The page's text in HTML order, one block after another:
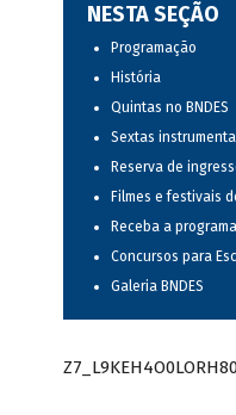
NESTA SEÇÃO
Programação
História
Quintas no BNDES
Sextas
Reserva de
Filmes e festivais
Receba a
Concursos para
Galeria BNDES